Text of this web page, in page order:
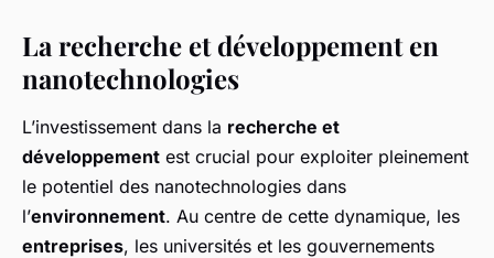
La recherche et développement en
nanotechnologies
L’investissement dans la recherche et
développement est crucial pour exploiter pleinement
le potentiel des nanotechnologies dans
l’environnement. Au centre de cette dynamique, les
entreprises, les universités et les gouvernements